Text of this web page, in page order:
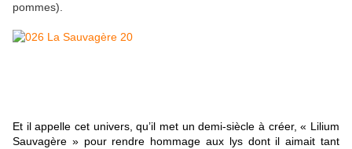
pommes).
Et il appelle cet univers, qu’il met un demi-siècle à créer, « Lilium
Sauvagère » pour rendre hommage aux lys dont il aimait tant